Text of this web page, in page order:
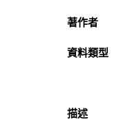
著作者
資料類型
描述